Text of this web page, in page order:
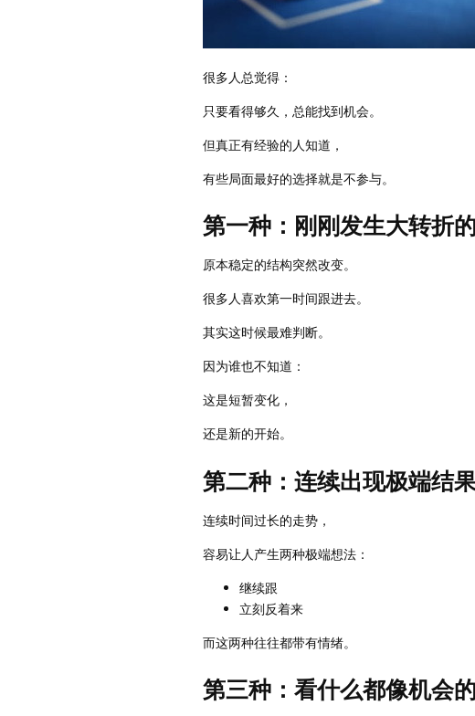
很多人总觉得：
只要看得够久，总能找到机会。
但真正有经验的人知道，
有些局面最好的选择就是不参与。
第一种：刚刚发生大转折
原本稳定的结构突然改变。
很多人喜欢第一时间跟进去。
其实这时候最难判断。
因为谁也不知道：
这是短暂变化，
还是新的开始。
第二种：连续出现极端结
连续时间过长的走势，
容易让人产生两种极端想法：
继续跟
立刻反着来
而这两种往往都带有情绪。
第三种：看什么都像机会